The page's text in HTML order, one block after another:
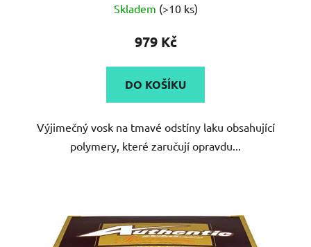
hodnocení
produktu
5,0
z
hvězdiček.
Skladem (>10 ks)
979 Kč
DO KOŠÍKU
Výjimečný vosk na tmavé odstíny laku obsahující
polymery, které zaručují opravdu...